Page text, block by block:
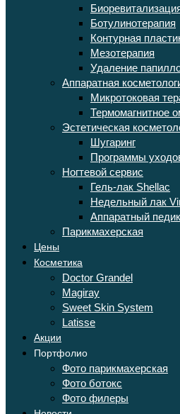
Ботулинотерапия
Контурная
Мезотерапия
Удаление
Аппаратная
Микротоковая
Термомагнитное
Эстетическая
Шугаринг
Программы
Ногтевой сервис
Гель-лак Shellac
Недельный лак
Аппаратный
Парикмахерская
Цены
Косметика
Doctor Grandel
Magiray
Sweet Skin System
Latisse
Акции
Портфолио
Фото парикмахерская
Фото ботокс
Фото филеры